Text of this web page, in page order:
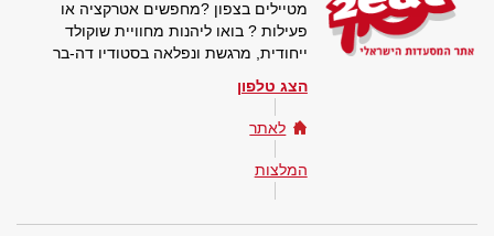
מטיילים בצפון ?מחפשים אטרקציה או
פעילות ? בואו ליהנות מחוויית שוקולד
ייחודית, מרגשת ונפלאה בסטודיו דה-בר
הצג טלפון
לאתר
המלצות